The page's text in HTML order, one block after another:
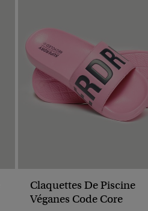
Claquettes De Piscine
Véganes Code Core